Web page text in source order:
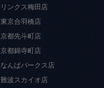
リンクス梅田店
東京合羽橋店
京都先斗町店
京都錦寺町店
なんばパークス店
難波スカイオ店